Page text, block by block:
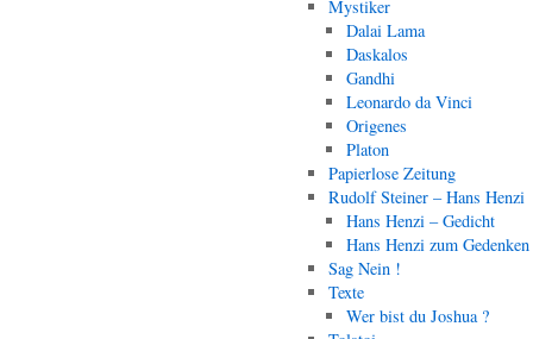
Mystiker
Dalai Lama
Daskalos
Gandhi
Leonardo da Vinci
Origenes
Platon
Papierlose Zeitung
Rudolf Steiner – Hans Henzi
Hans Henzi – Gedicht
Hans Henzi zum Gedenken
Sag Nein !
Texte
Wer bist du Joshua ?